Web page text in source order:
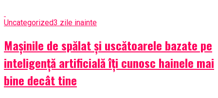
Uncategorized3 zile inainte
Mașinile de spălat și uscătoarele bazate pe
inteligență artificială îți cunosc hainele mai
bine decât tine